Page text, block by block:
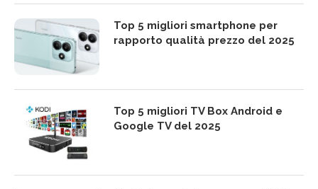
Top 5 migliori smartphone per
rapporto qualità prezzo del 2025
Top 5 migliori TV Box Android e
Google TV del 2025